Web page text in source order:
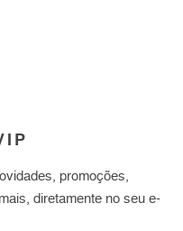
promoções,
diretamente no seu e-